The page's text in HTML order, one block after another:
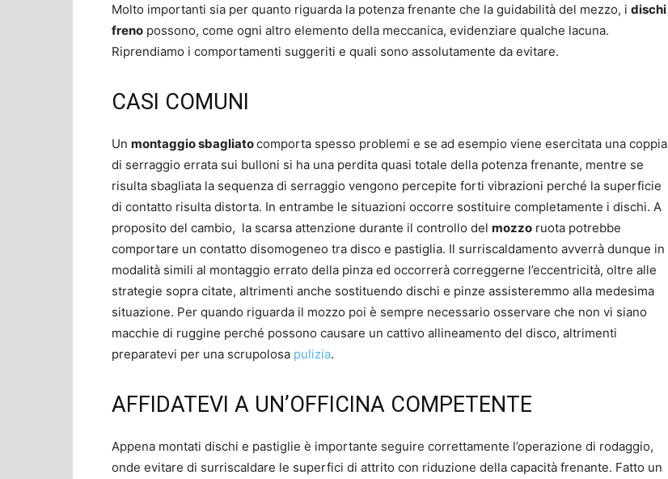
Molto importanti sia per quanto riguarda la potenza frenante che la guidabilità del mezzo, i dischi
freno possono, come ogni altro elemento della meccanica, evidenziare qualche lacuna.
Riprendiamo i comportamenti suggeriti e quali sono assolutamente da evitare.
CASI COMUNI
Un montaggio sbagliatocomporta spesso problemi e se ad esempio viene esercitata una coppia
di serraggio errata sui bulloni si ha una perdita quasi totale della potenza frenante, mentre se
risulta sbagliata la sequenza di serraggio vengono percepite forti vibrazioni perché la superficie
di contatto risulta distorta. In entrambe le situazioni occorre sostituire completamente i dischi. A
proposito del cambio, la scarsa attenzione durante il controllo del mozzo ruota potrebbe
comportare un contatto disomogeneo tra disco e pastiglia. Il surriscaldamento avverrà dunque in
modalità simili al montaggio errato della pinza ed occorrerà correggerne l’eccentricità, oltre alle
strategie sopra citate, altrimenti anche sostituendo dischi e pinze assisteremmo alla medesima
situazione. Per quando riguarda il mozzo poi è sempre necessario osservare che non vi siano
macchie di ruggine perché possono causare un cattivo allineamento del disco, altrimenti
preparatevi per una scrupolosa pulizia.
AFFIDATEVI A UN’OFFICINA COMPETENTE
Appena montati dischi e pastiglie è importante seguire correttamente l’operazione di rodaggio,
onde evitare di surriscaldare le superfici di attrito con riduzione della capacità frenante. Fatto un